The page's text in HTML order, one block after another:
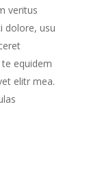
veritus
dolore, usu
equidem
elitr mea.